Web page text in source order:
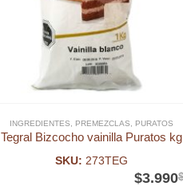
INGREDIENTES PREMEZCLAS PURATOS
Tegral Bizcocho vainilla Puratos kg
SKU: 273TEG
$3.990